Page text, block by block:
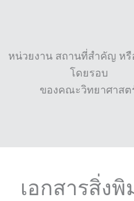
หน่วยงาน สถานที่สำคัญ หรื
โดยรอบ
ของคณะวิทยาศาสต
เอกสารสิ่งพิ